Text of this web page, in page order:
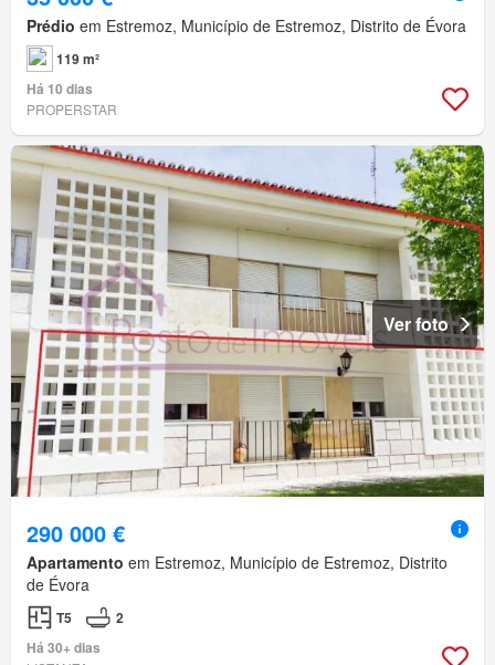
Prédio em Estremoz, Município de Estremoz, Distrito de Évora
119 m²
Há 10 dias
PROPERSTAR
Ver foto
290 000 €
Apartamento em Estremoz, Município de Estremoz, Distrito
de Évora
T5
2
Há 30+ dias